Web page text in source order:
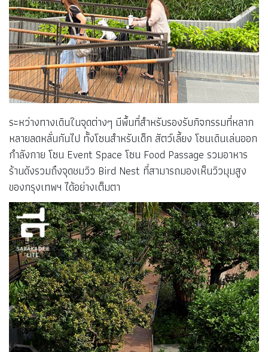
ระหว่างทางเดินในจุดต่างๆ มีพื้นที่สำหรับรองรับกิจกรรมที่หลาก
หลายลดหลั่นกันไป ทั้งโซนสำหรับเด็ก สัตว์เลี้ยง โซนเดินเล่นออก
กำลังกาย โซน Event Space โซน Food Passage รวมอาหาร
ร้านดังรวมถึงจุดชมวิว Bird Nest ที่สามารถมองเห็นวิวมุมสูง
ของกรุงเทพฯ ได้อย่างเต็มตา